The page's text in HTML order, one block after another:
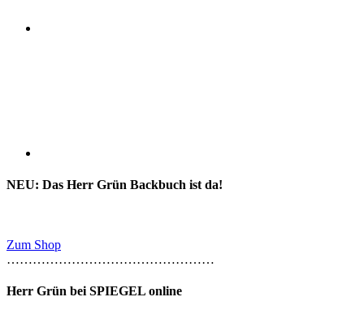
NEU: Das Herr Grün Backbuch ist da!
Zum Shop
…………………………………………
Herr Grün bei SPIEGEL online